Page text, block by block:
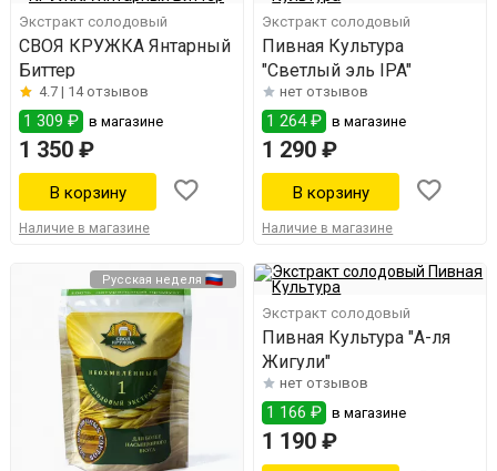
Экстракт солодовый
СВОЯ КРУЖКА Янтарный
Биттер
4.7 | 14 отзывов
1 309 ₽ в магазине
1 350 ₽
Наличие в магазине
Экстракт солодовый
Пивная Культура
"Светлый эль IPA"
нет отзывов
1 264 ₽ в магазине
1 290 ₽
Наличие в магазине
Русская неделя
Экстракт солодовый
Пивная Культура "А-ля
Жигули"
нет отзывов
1 166 ₽ в магазине
1 190 ₽